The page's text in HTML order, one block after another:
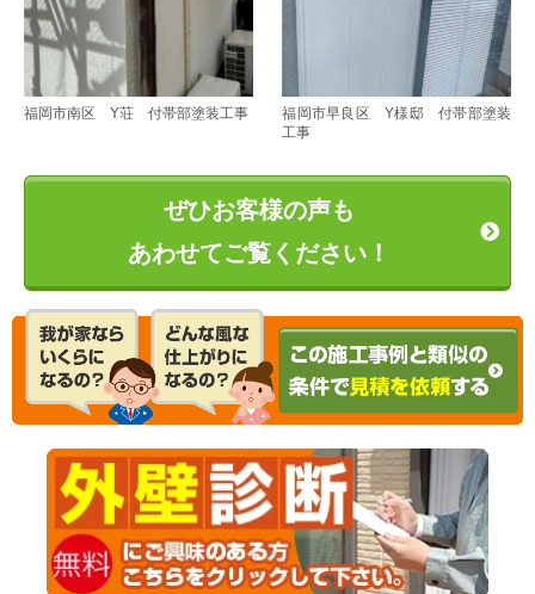
福岡市南区 Y荘 付帯部塗装工事
福岡市早良区 Y様邸 付帯部塗装
工事
ぜひお客様の声も
あわせてご覧ください！